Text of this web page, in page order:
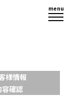
menu
様情報
容確認